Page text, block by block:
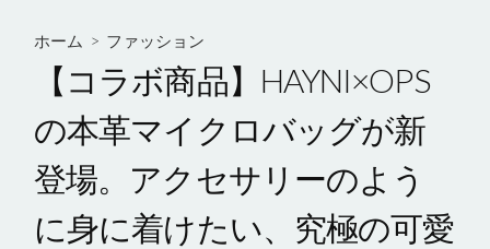
ホーム > ファッション
【コラボ商品】HAYNI×OPS
の本革マイクロバッグが新
登場。アクセサリーのよう
に身に着けたい、究極の可愛